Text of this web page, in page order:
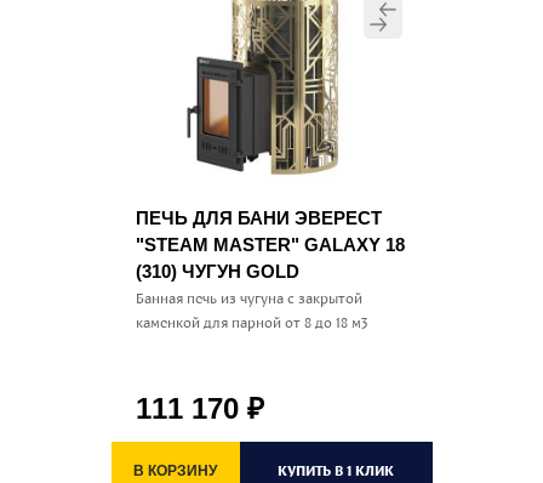
ПЕЧЬ ДЛЯ БАНИ ЭВЕРЕСТ
"STEAM MASTER" GALAXY 18
(310) ЧУГУН GOLD
Банная печь из чугуна с закрытой
каменкой для парной от 8 до 18 м3
111 170 ₽
В КОРЗИНУ КУПИТЬ В 1 КЛИК